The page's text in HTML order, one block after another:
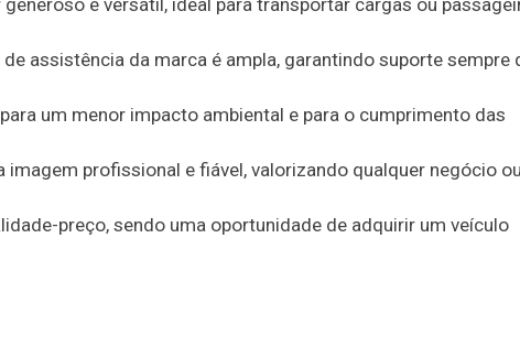
assistência da marca é ampla, garantindo suporte sempre
um menor impacto ambiental e para o cumprimento das
profissional e fiável, valorizando qualquer negócio
preço, sendo uma oportunidade de adquirir um veículo